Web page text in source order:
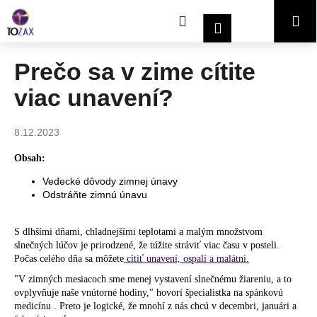
obsah
HľadaťPrihlásenieNákupný
Prečo sa v zime cítite
viac unavení?
8.12.2023
Obsah:
Vedecké dôvody zimnej únavy
Odstráňte zimnú únavu
S dlhšími dňami, chladnejšími teplotami a malým množstvom
slnečných lúčov je prirodzené, že túžite stráviť viac času v posteli.
Počas celého dňa sa môžete cítiť unavení, ospalí a malátni.
"V zimných mesiacoch sme menej vystavení slnečnému žiareniu, a to
ovplyvňuje naše vnútorné hodiny," hovorí špecialistka na spánkovú
medicínu . Preto je logické, že mnohí z nás chcú v decembri, januári a
o
Č
o
o
t
u
j
e
t
e